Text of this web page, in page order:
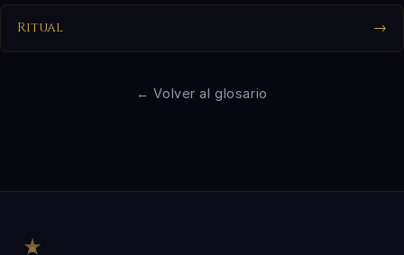
Ritual →
← Volver al glosario